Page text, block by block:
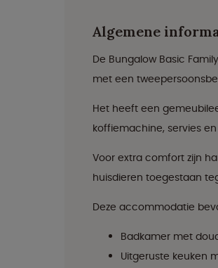
Algemene
De Bungalow Basic
met een
Het heeft een
koffiemachine, servies
Voor extra comfort zijn
huisdieren toegestaan
Deze accommodatie
Badkamer met
Uitgeruste keuken